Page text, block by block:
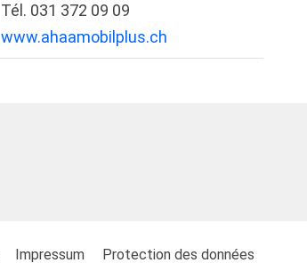
Tél. 031 372 09 09
www.ahaamobilplus.ch
Impressum Protection des données